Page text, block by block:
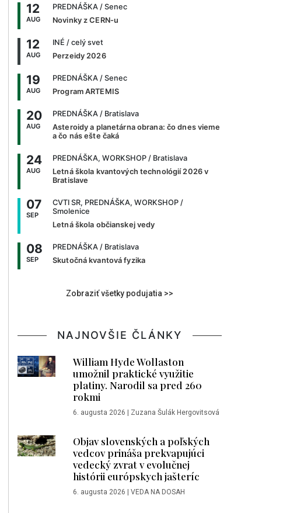
12
AUG
PREDNÁŠKA / Senec
Novinky z CERN-u
12
AUG
INÉ / celý svet
Perzeidy 2026
19
AUG
PREDNÁŠKA / Senec
Program ARTEMIS
20
AUG
PREDNÁŠKA / Bratislava
Asteroidy a planetárna obrana: čo dnes vieme
a čo nás ešte čaká
24
AUG
PREDNÁŠKA, WORKSHOP / Bratislava
Letná škola kvantových technológií 2026 v
Bratislave
07
SEP
CVTI SR, PREDNÁŠKA, WORKSHOP /
Smolenice
Letná škola občianskej vedy
08
SEP
PREDNÁŠKA / Bratislava
Skutočná kvantová fyzika
Zobraziť všetky podujatia >>
NAJNOVŠIE ČLÁNKY
William Hyde Wollaston
umožnil praktické využitie
platiny. Narodil sa pred 260
rokmi
6. augusta 2026 | Zuzana Šulák Hergovitsová
Objav slovenských a poľských
vedcov prináša prekvapujúci
vedecký zvrat v evolučnej
histórii európskych jašteríc
6. augusta 2026 | VEDA NA DOSAH